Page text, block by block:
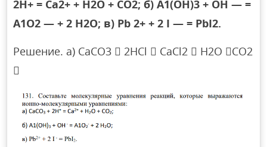
2Н+ = Са2+ + Н2O + СO2; б) А1(ОН)3 + ОН — =
А1O2 — + 2 Н2O; в) Рb 2+ + 2 I — = РbI2.
Решение. а) CaCO3  2HCl  CaCl2  H2O CO2
